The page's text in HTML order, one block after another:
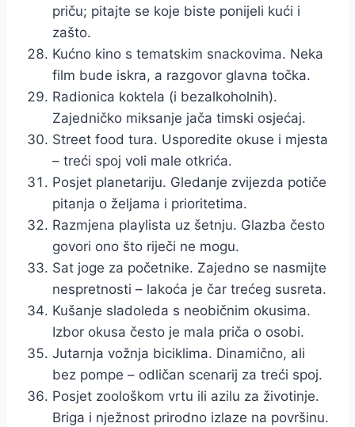
priču; pitajte se koje biste ponijeli kući i
zašto.
Kućno kino s tematskim snackovima. Neka
film bude iskra, a razgovor glavna točka.
Radionica koktela (i bezalkoholnih).
Zajedničko miksanje jača timski osjećaj.
Street food tura. Usporedite okuse i mjesta
– treći spoj voli male otkrića.
Posjet planetariju. Gledanje zvijezda potiče
pitanja o željama i prioritetima.
Razmjena playlista uz šetnju. Glazba često
govori ono što riječi ne mogu.
Sat joge za početnike. Zajedno se nasmijte
nespretnosti – lakoća je čar trećeg susreta.
Kušanje sladoleda s neobičnim okusima.
Izbor okusa često je mala priča o osobi.
Jutarnja vožnja biciklima. Dinamično, ali
bez pompe – odličan scenarij za treći spoj.
Posjet zoološkom vrtu ili azilu za životinje.
Briga i nježnost prirodno izlaze na površinu.